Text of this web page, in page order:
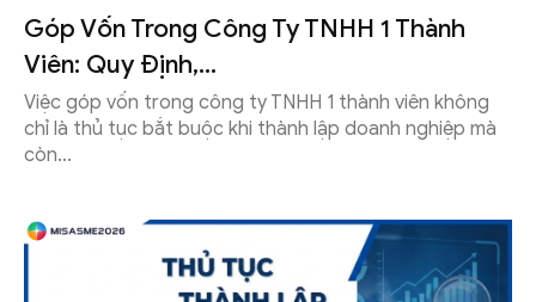
Góp Vốn Trong Công Ty TNHH 1 Thành
Viên: Quy Định,...
Việc góp vốn trong công ty TNHH 1 thành viên không
chỉ là thủ tục bắt buộc khi thành lập doanh nghiệp mà
còn...